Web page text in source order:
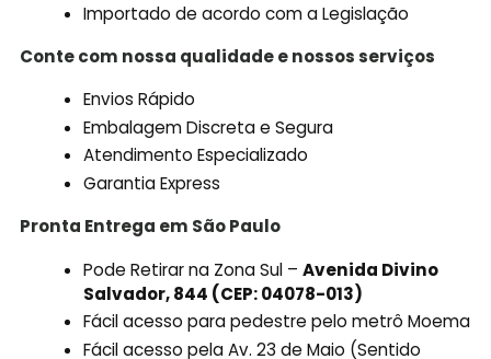
Importado de acordo com a Legislação
Conte com nossa qualidade e nossos serviços
Envios Rápido
Embalagem Discreta e Segura
Atendimento Especializado
Garantia Express
Pronta Entrega em São Paulo
Pode Retirar na Zona Sul –Avenida Divino
Salvador, 844 (CEP: 04078-013)
Fácil acesso para pedestre pelo metrô Moema
Fácil acesso pela Av. 23 de Maio (Sentido